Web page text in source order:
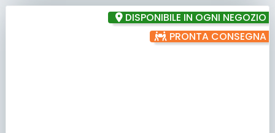
DISPONIBILE IN OGNI NEGOZIO
PRONTA CONSEGNA